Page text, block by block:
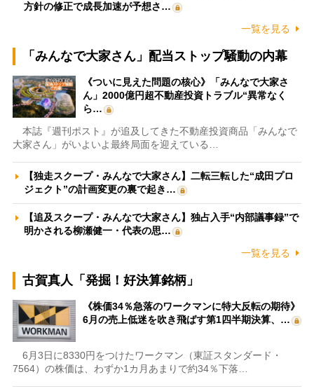
方針の修正で成長加速が予想さ…
一覧を見る
「みんなで大家さん」配当ストップ騒動の内幕
《ついに見えた問題の核心》「みんなで大家さ
ん」2000億円超不動産投資トラブル“異常なく
ら…
本誌『週刊ポスト』が追及してきた不動産投資商品「みんなで
大家さん」がいよいよ最終局面を迎えている…
【独走スクープ・みんなで大家さん】二転三転した“成田プロ
ジェクト”の計画変更の裏で起き…
【追及スクープ・みんなで大家さん】独占入手“内部議事録”で
明かされる柳瀬健一・代表の思…
一覧を見る
古賀真人「発掘！好決算銘柄」
《株価34％急落のワークマンに特大反転の期待》
6月の売上低迷を吹き飛ばす第1四半期決算、…
6月3日に8330円をつけたワークマン（東証スタンダード・
7564）の株価は、わずか1カ月あまりで約34％下落…